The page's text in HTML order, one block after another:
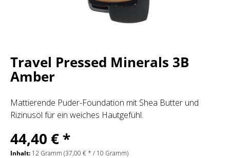
Travel Pressed Minerals 3B
Amber
Mattierende Puder-Foundation mit Shea Butter und
Rizinusöl für ein weiches Hautgefühl.
44,40 € *
Inhalt: 12 Gramm (37,00 € * / 10 Gramm)